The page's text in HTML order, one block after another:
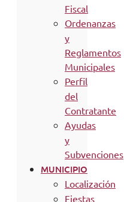
Fiscal
Ordenanzas
y
Reglamentos
Municipales
Perfil
del
Contratante
Ayudas
y
Subvenciones
MUNICIPIO
Localización
Fiestas